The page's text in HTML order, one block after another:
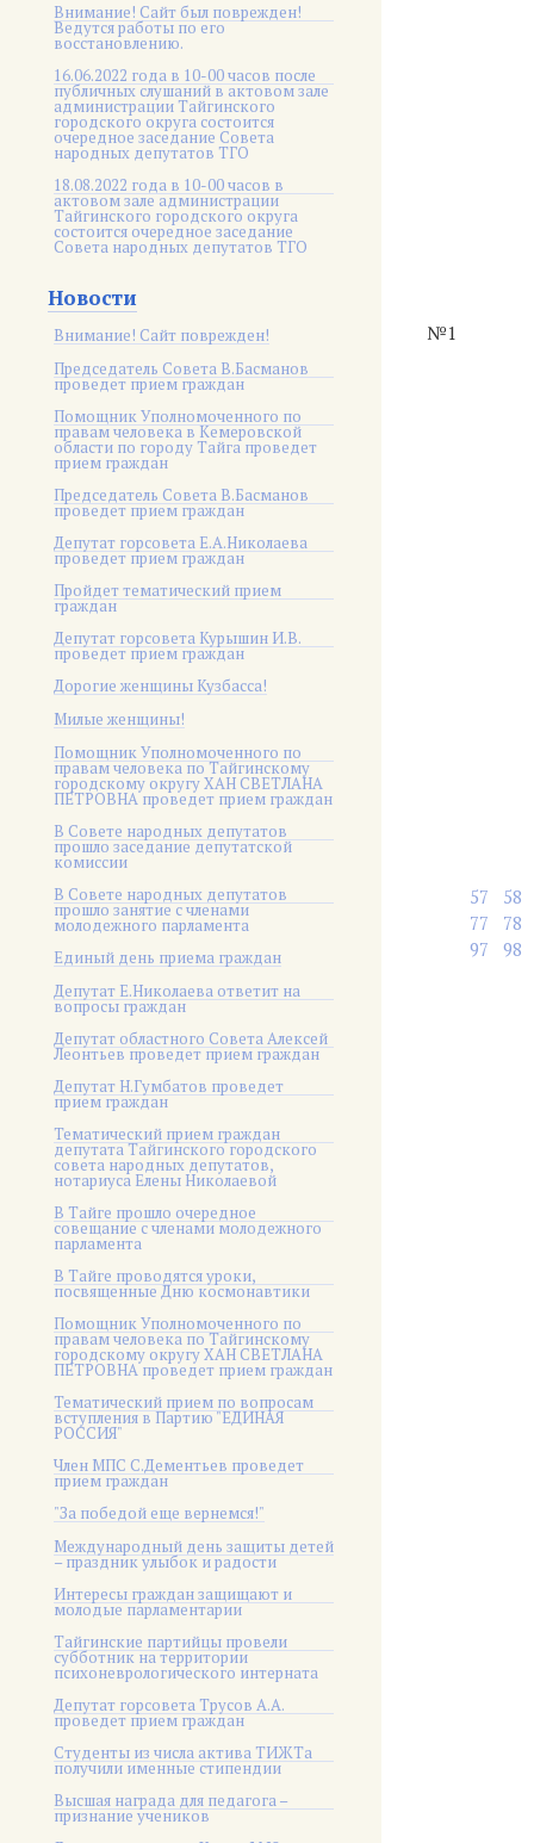
Внимание! Сайт был поврежден!
Ведутся работы по его
восстановлению.
16.06.2022 года в 10-00 часов после
публичных слушаний в актовом зале
администрации Тайгинского
городского округа состоится
очередное заседание Совета
народных депутатов ТГО
18.08.2022 года в 10-00 часов в
актовом зале администрации
Тайгинского городского округа
состоится очередное заседание
Совета народных депутатов ТГО
Новости
Внимание! Сайт поврежден!
Председатель Совета В.Басманов
проведет прием граждан
Помощник Уполномоченного по
правам человека в Кемеровской
области по городу Тайга проведет
прием граждан
Председатель Совета В.Басманов
проведет прием граждан
Депутат горсовета Е.А.Николаева
проведет прием граждан
Пройдет тематический прием
граждан
Депутат горсовета Курышин И.В.
проведет прием граждан
Дорогие женщины Кузбасса!
Милые женщины!
Помощник Уполномоченного по
правам человека по Тайгинскому
городскому округу ХАН СВЕТЛАНА
ПЕТРОВНА проведет прием граждан
В Совете народных депутатов
прошло заседание депутатской
комиссии
В Совете народных депутатов
прошло занятие с членами
молодежного парламента
Единый день приема граждан
Депутат Е.Николаева ответит на
вопросы граждан
Депутат областного Совета Алексей
Леонтьев проведет прием граждан
Депутат Н.Гумбатов проведет
прием граждан
Тематический прием граждан
депутата Тайгинского городского
совета народных депутатов,
нотариуса Елены Николаевой
В Тайге прошло очередное
совещание с членами молодежного
парламента
В Тайге проводятся уроки,
посвященные Дню космонавтики
Помощник Уполномоченного по
правам человека по Тайгинскому
городскому округу ХАН СВЕТЛАНА
ПЕТРОВНА проведет прием граждан
Тематический прием по вопросам
вступления в Партию "ЕДИНАЯ
РОССИЯ"
Член МПС С.Дементьев проведет
прием граждан
"За победой еще вернемся!"
Международный день защиты детей
– праздник улыбок и радости
Интересы граждан защищают и
молодые парламентарии
Тайгинские партийцы провели
субботник на территории
психоневрологического интерната
Депутат горсовета Трусов А.А.
проведет прием граждан
Студенты из числа актива ТИЖТа
получили именные стипендии
Высшая награда для педагога –
признание учеников
№1
57
58
77
78
97
98